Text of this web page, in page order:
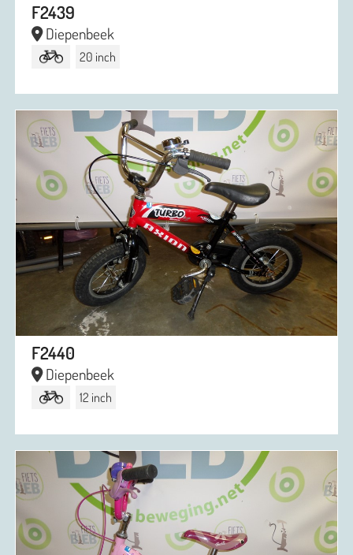
F2439
Diepenbeek
20 inch
F2440
Diepenbeek
12 inch